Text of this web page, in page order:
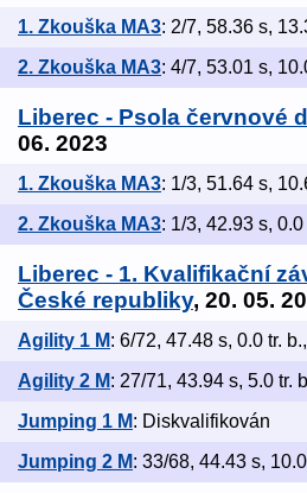
1. Zkouška MA3: 2/7, 58.36 s,
2. Zkouška MA3: 4/7, 53.01 s,
Liberec - Psola červnové
06. 2023
1. Zkouška MA3: 1/3, 51.64 s,
2. Zkouška MA3: 1/3, 42.93 s,
Liberec - 1. Kvalifikační
České republiky, 20. 05.
Agility 1 M: 6/72, 47.48 s, 0.0 tr.
Agility 2 M: 27/71, 43.94 s, 5.0 tr.
Jumping 1 M: Diskvalifikován
Jumping 2 M: 33/68, 44.43 s,